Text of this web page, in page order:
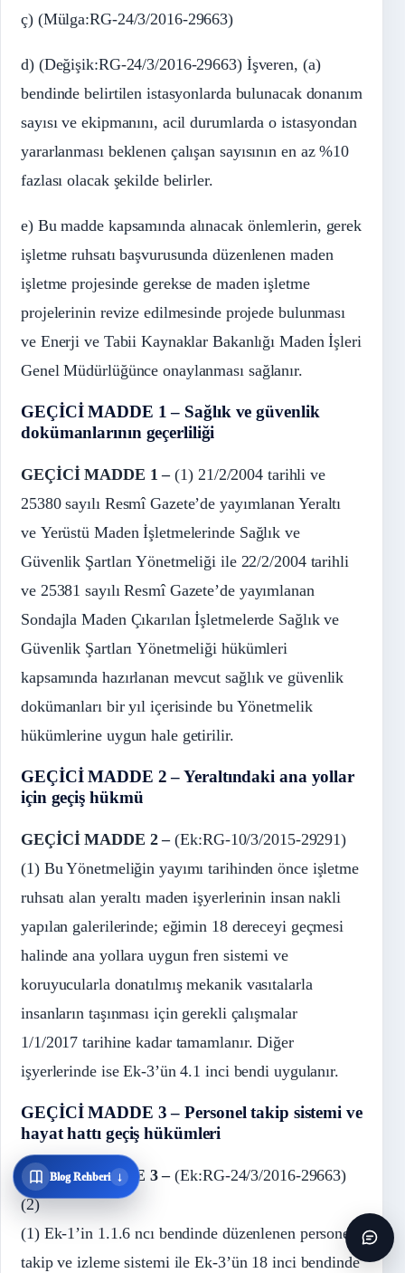
ç) (Mülga:RG-24/3/2016-29663)
d) (Değişik:RG-24/3/2016-29663) İşveren, (a)
bendinde belirtilen istasyonlarda bulunacak donanım
sayısı ve ekipmanını, acil durumlarda o istasyondan
yararlanması beklenen çalışan sayısının en az %10
fazlası olacak şekilde belirler.
e) Bu madde kapsamında alınacak önlemlerin, gerek
işletme ruhsatı başvurusunda düzenlenen maden
işletme projesinde gerekse de maden işletme
projelerinin revize edilmesinde projede bulunması
ve Enerji ve Tabii Kaynaklar Bakanlığı Maden İşleri
Genel Müdürlüğünce onaylanması sağlanır.
GEÇİCİ MADDE 1 – Sağlık ve güvenlik
dokümanlarının geçerliliği
GEÇİCİ MADDE 1 –(1) 21/2/2004 tarihli ve
25380 sayılı Resmî Gazete’de yayımlanan Yeraltı
ve Yerüstü Maden İşletmelerinde Sağlık ve
Güvenlik Şartları Yönetmeliği ile 22/2/2004 tarihli
ve 25381 sayılı Resmî Gazete’de yayımlanan
Sondajla Maden Çıkarılan İşletmelerde Sağlık ve
Güvenlik Şartları Yönetmeliği hükümleri
kapsamında hazırlanan mevcut sağlık ve güvenlik
dokümanları bir yıl içerisinde bu Yönetmelik
hükümlerine uygun hale getirilir.
GEÇİCİ MADDE 2 – Yeraltındaki ana yollar
için geçiş hükmü
GEÇİCİ MADDE 2 –(Ek:RG-10/3/2015-29291)
(1) Bu Yönetmeliğin yayımı tarihinden önce işletme
ruhsatı alan yeraltı maden işyerlerinin insan nakli
yapılan galerilerinde; eğimin 18 dereceyi geçmesi
halinde ana yollara uygun fren sistemi ve
koruyucularla donatılmış mekanik vasıtalarla
insanların taşınması için gerekli çalışmalar
1/1/2017 tarihine kadar tamamlanır. Diğer
işyerlerinde ise Ek-3’ün 4.1 inci bendi uygulanır.
GEÇİCİ MADDE 3 – Personel takip sistemi ve
hayat hattı geçiş hükümleri
GEÇİCİ MADDE 3 –(Ek:RG-24/3/2016-29663)
(2)
(1) Ek-1’in 1.1.6 ncı bendinde düzenlenen personel
takip ve izleme sistemi ile Ek-3’ün 18 inci bendinde
Blog Rehberi ↓